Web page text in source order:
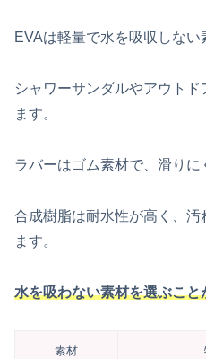
EVAは軽量で水を吸収しない
シャワーサンダルやアウト
ます。
ラバーはゴム素材で、滑りに
合成樹脂は耐水性が高く、汚
ます。
水を吸わない素材を選ぶこ
素材